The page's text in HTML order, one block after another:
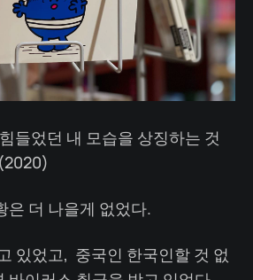
들었던 내 모습을 상징하는 것
은 더 나을게 없었다.
있었고, 중국인 한국인할 것 없